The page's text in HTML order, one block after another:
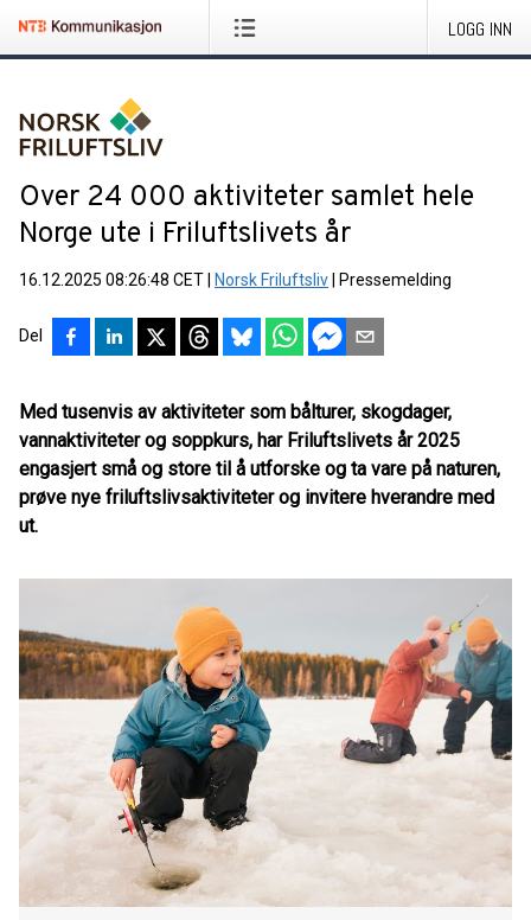
LOGG INN
Over 24 000 aktiviteter samlet hele
Norge ute i Friluftslivets år
16.12.2025 08:26:48 CET Norsk Friluftsliv Pressemelding
Del
Med tusenvis av aktiviteter som bålturer, skogdager,
vannaktiviteter og soppkurs, har Friluftslivets år 2025
engasjert små og store til å utforske og ta vare på naturen,
prøve nye friluftslivsaktiviteter og invitere hverandre med
ut.